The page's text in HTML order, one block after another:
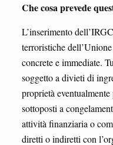
Che cosa prevede
L’inserimento
terroristiche
concrete e immediate.
soggetto a divieti di
proprietà
sottoposti a
attività finanziaria o
diretti o indiretti con